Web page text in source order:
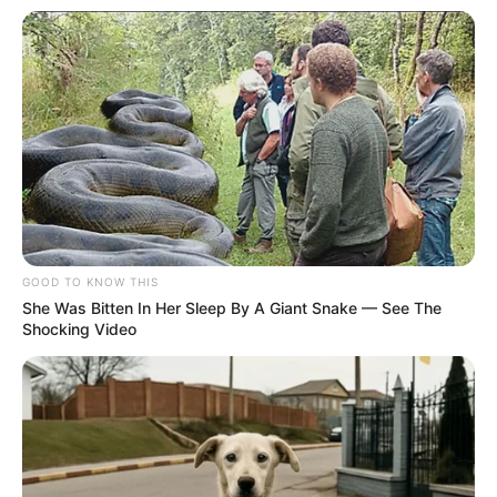
Participe do nosso grupo do
WhatsApp!
Fique informado em tempo real sobre as principais
GOOD TO KNOW THIS
She Was Bitten In Her Sleep By A Giant Snake — See The
Shocking Video